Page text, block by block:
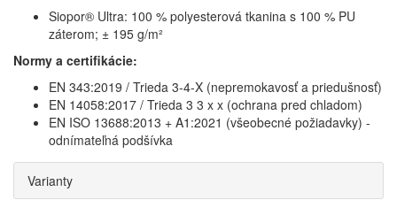
Siopor® Ultra: 100 % polyesterová tkanina s 100 % PU
záterom; ± 195 g/m²
Normy a certifikácie:
EN 343:2019 / Trieda 3-4-X (nepremokavosť a priedušnosť)
EN 14058:2017 / Trieda 3 3 x x (ochrana pred chladom)
EN ISO 13688:2013 + A1:2021 (všeobecné požiadavky) -
odnímateľná podšívka
Varianty